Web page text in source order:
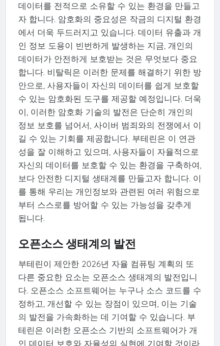
데이터를 전적으로 소유할 수 있는 환경을 만들고
자 합니다. 암호화의 중요성은 작금의 디지털 환경
에서 더욱 두드러지고 있습니다. 데이터 유출과 개
인 정보 도용이 빈번하게 발생하는 지금, 개인의
데이터가 안전하게 보호받는 것은 무엇보다 중요
합니다. 비탈릭은 이러한 문제를 해결하기 위한 방
안으로, 사용자들이 자신의 데이터를 쉽게 보호할
수 있는 암호화된 도구를 제공할 예정입니다. 더욱
이, 이러한 암호화 기술의 발전은 단순히 개인의
정보 보호를 넘어서, 사이버 범죄와의 전쟁에서 이
길 수 있는 기회를 제공합니다. 부테린은 이 연관
성을 잘 이해하고 있으며, 사용자들이 자율적으로
자신의 데이터를 보호할 수 있는 환경을 구축하여,
보다 안전한 디지털 생태계를 만들고자 합니다. 이
를 통해 우리는 개인정보와 관련된 여러 위험으로
부터 스스로를 방어할 수 있는 가능성을 갖추게
됩니다.
오픈소스 생태계의 발전
부테린이 제안한 2026년 자율 컴퓨팅 계획의 또
다른 중요한 요소는 오픈소스 생태계의 발전입니
다. 오픈소스 소프트웨어는 누구나 소스 코드를 수
정하고, 개선할 수 있는 장점이 있으며, 이는 기술
의 발전을 가속화하는 데 기여할 수 있습니다. 부
테린은 이러한 오픈소스 기반의 소프트웨어가 개
인 데이터 보호와 자율성의 실현에 기여할 것이라